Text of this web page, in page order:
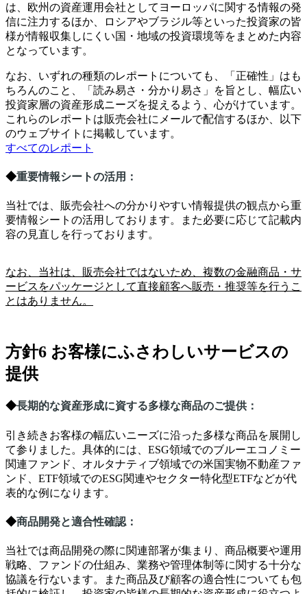
は、欧州の資産運用会社としてヨーロッパに関する情報の発
信に注力するほか、ロシアやブラジル等といった投資家の皆
様が情報収集しにくい国・地域の投資環境等をまとめた内容
となっています。
なお、いずれの種類のレポートについても、「正確性」はも
ちろんのこと、「読み易さ・分かり易さ」を旨とし、幅広い
投資家層の資産形成ニーズを捉えるよう、心がけています。
これらのレポートは販売会社にメールで配信するほか、以下
のウェブサイトに掲載しています。
すべてのレポート
◆重要情報シートの活用：
当社では、販売会社への分かりやすい情報提供の観点から重
要情報シートの活用しております。また必要に応じて記載内
容の見直しを行っております。
なお、当社は、販売会社ではないため、複数の金融商品・サ
ービスをパッケージとして直接顧客へ販売・推奨等を行うこ
とはありません。
方針6 お客様にふさわしいサービスの
提供
◆長期的な資産形成に資する多様な商品のご提供：
引き続きお客様の幅広いニーズに沿った多様な商品を展開し
て参りました。具体的には、 ESG領域でのブルーエコノミー
関連ファンド、オルタナティブ領域での米国実物不動産ファ
ンド、 ETF領域でのESG関連やセクター特化型ETFなどが代
表的な例になります。
◆商品開発と適合性確認 ：
当社では商品開発の際に関連部署が集まり、商品概要や運用
戦略、ファンドの仕組み、業務や管理体制等に関する十分な
協議を行ないます。また商品及び顧客の適合性についても包